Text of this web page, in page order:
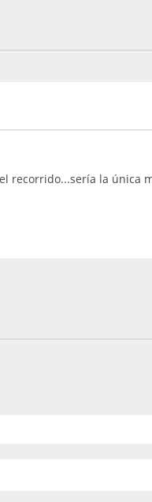
recorrido...sería la única